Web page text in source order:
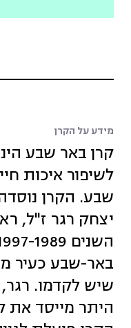
מידע על הקרן
קרן באר שבע
לשיפור איכות
יצחק רגר ז"ל,
באר-שבע כעיר
שיש לקדמו. רגר,
היתר מייסד את